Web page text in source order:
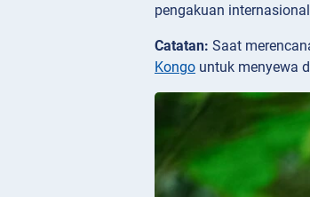
pengakuan
Catatan: Saat
Kongo untuk menyewa